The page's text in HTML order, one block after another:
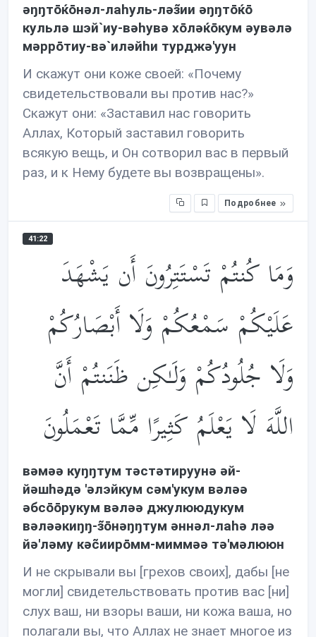
əŋŋтōќōнəл-лаhуль-лəз̃ии əŋŋтōќō
кульлə шэй`иу-вəhувə хōлəќōкум əувəлə
мəррōтиу-вə`илəйhи турджə'уун
И скажут они коже своей: «Почему
свидетельствовали вы против нас?»
Скажут они: «Заставил нас говорить
Аллах, Который заставил говорить
всякую вещь, и Он сотворил вас в первый
раз, и к Нему будете вы возвращены».
Подробнее
41:22
وَمَا كُنتُمْ تَسْتَتِرُونَ أَن يَشْهَدَ
عَلَيْكُمْ سَمْعُكُمْ وَلَا أَبْصَارُكُمْ
وَلَا جُلُودُكُمْ وَلَـٰكِن ظَنَنتُمْ أَنَّ
اللَّهَ لَا يَعْلَمُ كَثِيرًا مِّمَّا تَعْمَلُونَ
вəмəə куŋŋтум тəстəтируунə əй-
йəшhəдə 'əлэйкум сəм'укум вəлəə
əбсōōрукум вəлəə джулююдукум
вəлəəкиŋŋ-з̃ōнəŋŋтум əннəл-лаhə лəə
йə'лəму кəc̃иирōмм-миммəə тə'мəлююн
И не скрывали вы [грехов своих], дабы [не
могли] свидетельствовать против вас [ни]
слух ваш, ни взоры ваши, ни кожа ваша, но
полагали вы, что Аллах не знает многое из